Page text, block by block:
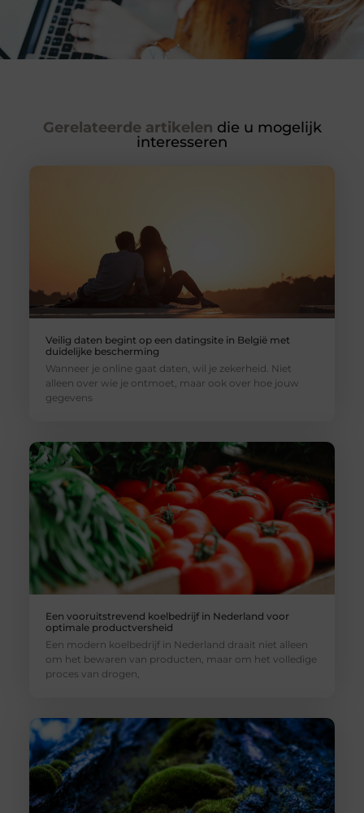
Gerelateerde artikelen die u mogelijk
interesseren
Veilig daten begint op een datingsite in België met
duidelijke bescherming
Wanneer je online gaat daten, wil je zekerheid. Niet
alleen over wie je ontmoet, maar ook over hoe jouw
gegevens
Een vooruitstrevend koelbedrijf in Nederland voor
optimale productversheid
Een modern koelbedrijf in Nederland draait niet alleen
om het bewaren van producten, maar om het volledige
proces van drogen,